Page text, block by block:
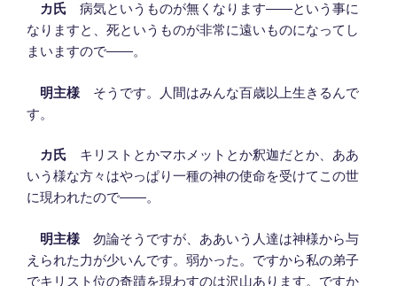
カ氏 病気というものが無くなります――という事に
なりますと、死というものが非常に遠いものになってし
まいますので――。
明主様 そうです。人間はみんな百歳以上生きるんで
す。
カ氏 キリストとかマホメットとか釈迦だとか、ああ
いう様な方々はやっぱり一種の神の使命を受けてこの世
に現われたので――。
明主様 勿論そうですが、ああいう人達は神様から与
えられた力が少いんです。弱かった。ですから私の弟子
でキリスト位の奇蹟を現わすのは沢山あります。ですか